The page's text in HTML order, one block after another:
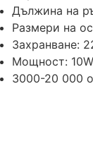
Дължина на
Размери на
Захранване:
Мощност:
3000-20 000